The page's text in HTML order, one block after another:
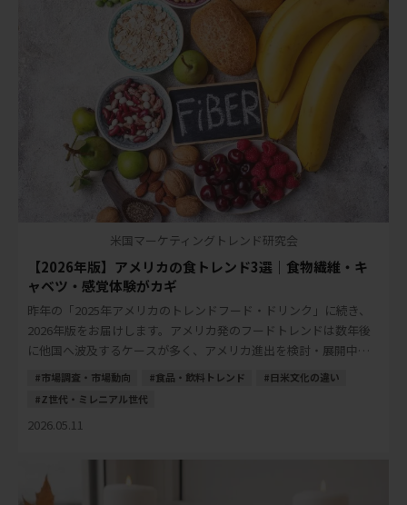
米国マーケティングトレンド研究会
【2026年版】アメリカの食トレンド3選｜食物繊維・キ
ャベツ・感覚体験がカギ
昨年の「2025年アメリカのトレンドフード・ドリンク」に続き、
2026年版をお届けします。アメリカ発のフードトレンドは数年後
に他国へ波及するケースが多く、アメリカ進出を検討・展開中の
日本の食品・飲料メーカーにとって、先読 […]
市場調査・市場動向 食品・飲料トレンド
日米文化の違い
Z世代・ミレニアル世代
2026.05.11